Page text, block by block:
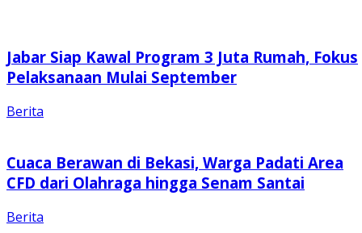
Jabar Siap Kawal Program 3 Juta Rumah, Fokus
Pelaksanaan Mulai September
Berita
Cuaca Berawan di Bekasi, Warga Padati Area
CFD dari Olahraga hingga Senam Santai
Berita